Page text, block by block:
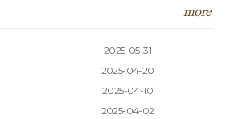
more
2025-05-31
2025-04-20
2025-04-10
2025-04-02